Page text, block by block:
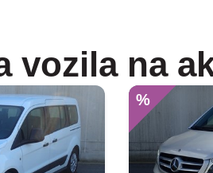
vozila na
%